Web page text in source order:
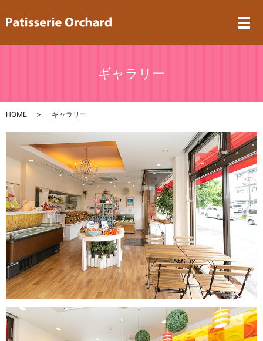
メ
ギャラリー
HOME ギャラリー